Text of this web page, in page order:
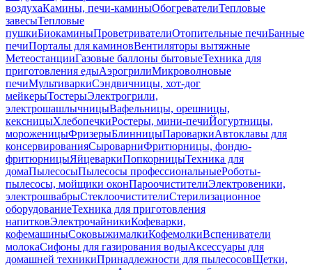
воздухаКамины, печи-каминыОбогревателиТепловые
завесыТепловые
пушкиБиокаминыПроветривателиОтопительные печиБанные
печиПорталы для каминовВентиляторы вытяжные
МетеостанцииГазовые баллоны бытовыеТехника для
приготовления едыАэрогрилиМикроволновые
печиМультиваркиСэндвичницы, хот-дог
мейкерыТостерыЭлектрогрили,
электрошашлычницыВафельницы, орешницы,
кексницыХлебопечкиРостеры, мини-печиЙогуртницы,
мороженицыФризерыБлинницыПароваркиАвтоклавы для
консервированияСыроварниФритюрницы, фондю-
фритюрницыЯйцеваркиПопкорницыТехника для
домаПылесосыПылесосы профессиональныеРоботы-
пылесосы, мойщики оконПароочистителиЭлектровеники,
электрошвабрыСтеклоочистителиСтерилизационное
оборудованиеТехника для приготовления
напитковЭлектрочайникиКофеварки,
кофемашиныСоковыжималкиКофемолкиВспениватели
молокаСифоны для газирования водыАксессуары для
домашней техникиПринадлежности для пылесосовЩетки,